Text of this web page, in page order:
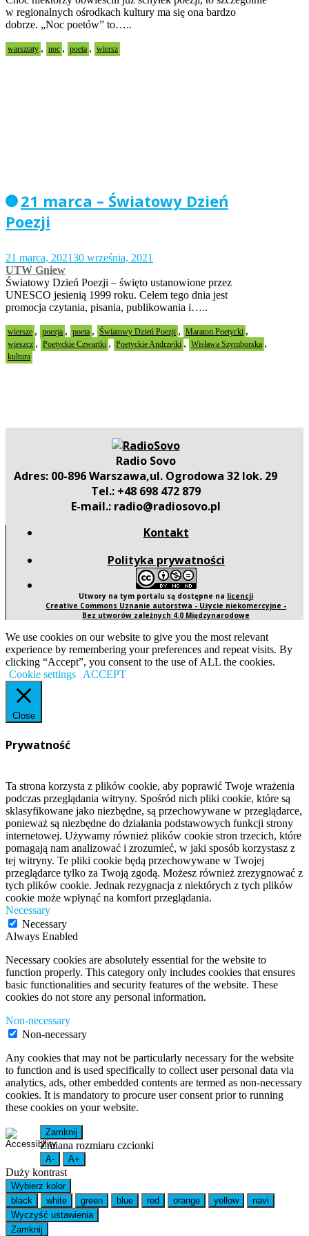
w regionalnych ośrodkach kultury ma się ona bardzo
dobrze. „Noc poetów” to…..
warsztaty , noc , poeta , wiersz
21 marca – Światowy Dzień
Poezji
21 marca, 202130 września, 2021
UTW Gniew
Światowy Dzień Poezji – święto ustanowione przez
UNESCO jesienią 1999 roku. Celem tego dnia jest
promocja czytania, pisania, publikowania i…..
wiersze , poezja , poeta , Światowy Dzień Poezji , Maraton Poetycki ,
wieszcz , Poetyckie Czwartki , Poetyckie Andrzejki , Wisława Szymborska ,
kultura
Radio Sovo
Adres: 00-896 Warszawa,ul. Ogrodowa 32 lok. 29
Tel.: +48 698 472 879
E-mail.: radio@radiosovo.pl
Kontakt
Polityka prywatności
Utwory na tym portalu są dostępne na licencji
Creative Commons Uznanie autorstwa - Użycie niekomercyjne -
Bez utworów zależnych 4.0 Międzynarodowe
We use cookies on our website to give you the most relevant
experience by remembering your preferences and repeat visits. By
clicking “Accept”, you consent to the use of ALL the cookies.
Cookie settings
ACCEPT
Close
Prywatność
Ta strona korzysta z plików cookie, aby poprawić Twoje wrażenia
podczas przeglądania witryny. Spośród nich pliki cookie, które są
sklasyfikowane jako niezbędne, są przechowywane w przeglądarce,
ponieważ są niezbędne do działania podstawowych funkcji strony
internetowej. Używamy również plików cookie stron trzecich, które
pomagają nam analizować i zrozumieć, w jaki sposób korzystasz z
tej witryny. Te pliki cookie będą przechowywane w Twojej
przeglądarce tylko za Twoją zgodą. Możesz również zrezygnować z
tych plików cookie. Jednak rezygnacja z niektórych z tych plików
cookie może wpłynąć na komfort przeglądania.
Necessary
Necessary
Always Enabled
Necessary cookies are absolutely essential for the website to
function properly. This category only includes cookies that ensures
basic functionalities and security features of the website. These
cookies do not store any personal information.
Non-necessary
Non-necessary
Any cookies that may not be particularly necessary for the website
to function and is used specifically to collect user personal data via
analytics, ads, other embedded contents are termed as non-necessary
cookies. It is mandatory to procure user consent prior to running
these cookies on your website.
Zamknij
Zmiana rozmiaru czcionki
A- A+
Duży kontrast
Wybierz kolor
black
white green blue red orange yellow
navi
Wyczyść ustawienia
Zamknij